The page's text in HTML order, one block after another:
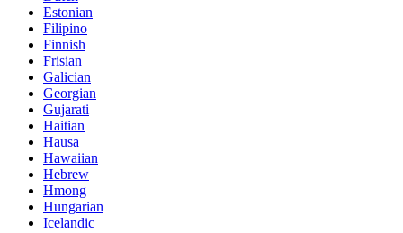
Estonian
Filipino
Finnish
Frisian
Galician
Georgian
Gujarati
Haitian
Hausa
Hawaiian
Hebrew
Hmong
Hungarian
Icelandic